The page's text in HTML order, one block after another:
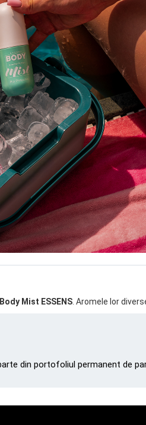
Body Mist ESSENS . Aromele lor
din portofoliul permanent de